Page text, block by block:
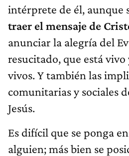
intérprete de él, aunque
traer el mensaje de
anunciar la alegría del
resucitado, que está vivo
vivos. Y también las
comunitarias y sociales
Jesús.
Es difícil que se ponga
alguien; más bien se